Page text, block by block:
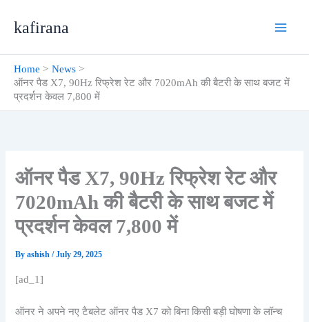
kafirana
Home
News
ऑनर पैड X7, 90Hz रिफ्रेश रेट और 7020mAh की बैटरी के साथ बजट में
प्रदर्शन केवल 7,800 में
ऑनर पैड X7, 90Hz रिफ्रेश रेट और
7020mAh की बैटरी के साथ बजट में
प्रदर्शन केवल 7,800 में
Byashish/July 29, 2025
[ad_1]
ऑनर ने अपने नए टैबलेट ऑनर पैड X7 को बिना किसी बड़ी घोषणा के लॉन्च